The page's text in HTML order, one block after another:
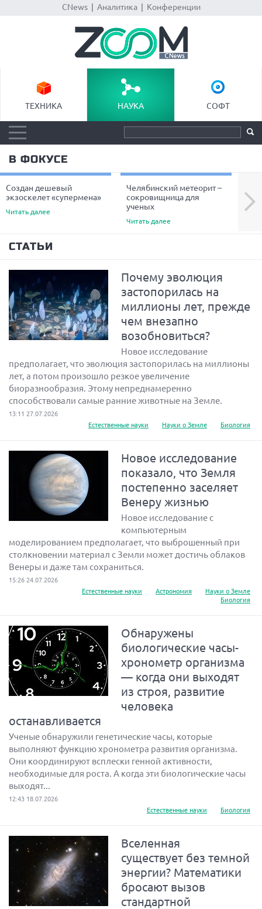
CNews| Аналитика| Конференции
ТЕХНИКА НАУКА СОФТ
В ФОКУСЕ
Создан дешевый
экзоскелет «супермена»
Читать далее
Челябинский метеорит –
сокровищница для
ученых
Читать далее
Next
СТАТЬИ
Почему эволюция
застопорилась на
миллионы лет, прежде
чем внезапно
возобновиться?
Новое исследование
предполагает, что эволюция застопорилась на миллионы
лет, а потом произошло резкое увеличение
биоразнообразия. Этому непреднамеренно
способствовали самые ранние животные на Земле.
13:11 27.07.2026
Естественные науки
Науки о Земле Биология
Новое исследование
показало, что Земля
постепенно заселяет
Венеру жизнью
Новое исследование с
компьютерным
моделированием предполагает, что выброшенный при
столкновении материал с Земли может достичь облаков
Венеры и даже там сохраниться.
15:26 24.07.2026
Естественные науки
Астрономия
Науки о Земле
Биология
Обнаружены
биологические часы-
хронометр организма
— когда они выходят
из строя, развитие
человека
останавливается
Ученые обнаружили генетические часы, которые
выполняют функцию хронометра развития организма.
Они координируют всплески генной активности,
необходимые для роста. А когда эти биологические часы
выходят...
12:43 18.07.2026
Естественные науки
Биология
Вселенная
существует без темной
энергии? Математики
бросают вызов
стандартной